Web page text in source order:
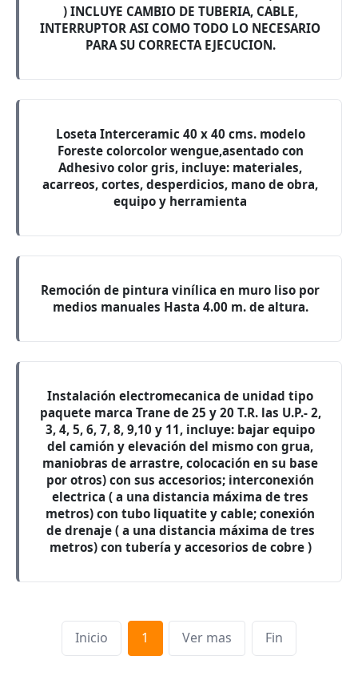
) INCLUYE CAMBIO DE TUBERIA, CABLE,
INTERRUPTOR ASI COMO TODO LO NECESARIO
PARA SU CORRECTA EJECUCION.
Loseta Interceramic 40 x 40 cms. modelo
Foreste colorcolor wengue,asentado con
Adhesivo color gris, incluye: materiales,
acarreos, cortes, desperdicios, mano de obra,
equipo y herramienta
Remoción de pintura vinílica en muro liso por
medios manuales Hasta 4.00 m. de altura.
Instalación electromecanica de unidad tipo
paquete marca Trane de 25 y 20 T.R. las U.P.- 2,
3, 4, 5, 6, 7, 8, 9,10 y 11, incluye: bajar equipo
del camión y elevación del mismo con grua,
maniobras de arrastre, colocación en su base
por otros) con sus accesorios; interconexión
electrica ( a una distancia máxima de tres
metros) con tubo liquatite y cable; conexión
de drenaje ( a una distancia máxima de tres
metros) con tubería y accesorios de cobre )
Inicio 1 Ver mas Fin